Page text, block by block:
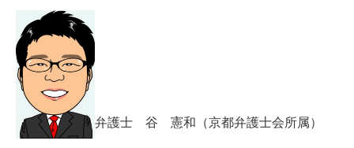
弁護士 谷 憲和（京都弁護士会所属）